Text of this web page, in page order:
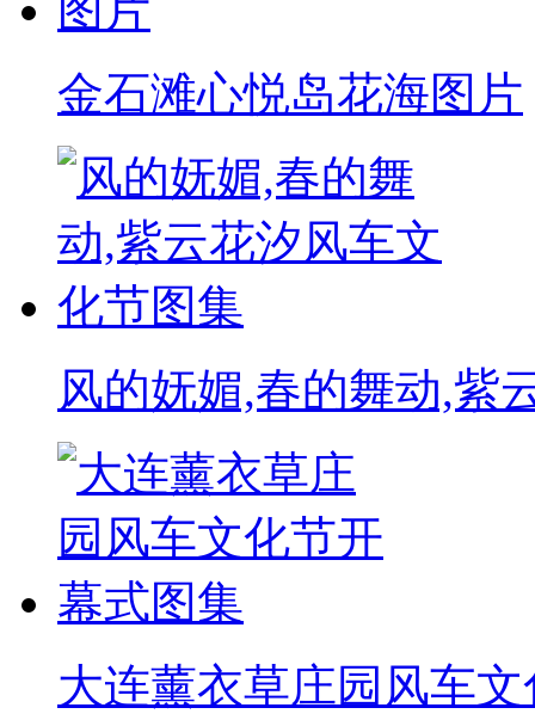
金石滩心悦岛花海图片
风的妩媚,春的舞动,紫
大连薰衣草庄园风车文